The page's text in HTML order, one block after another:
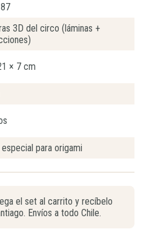
3D del circo (láminas +
× 7 cm
para origami
el set al carrito y recíbelo
Envíos a todo Chile.